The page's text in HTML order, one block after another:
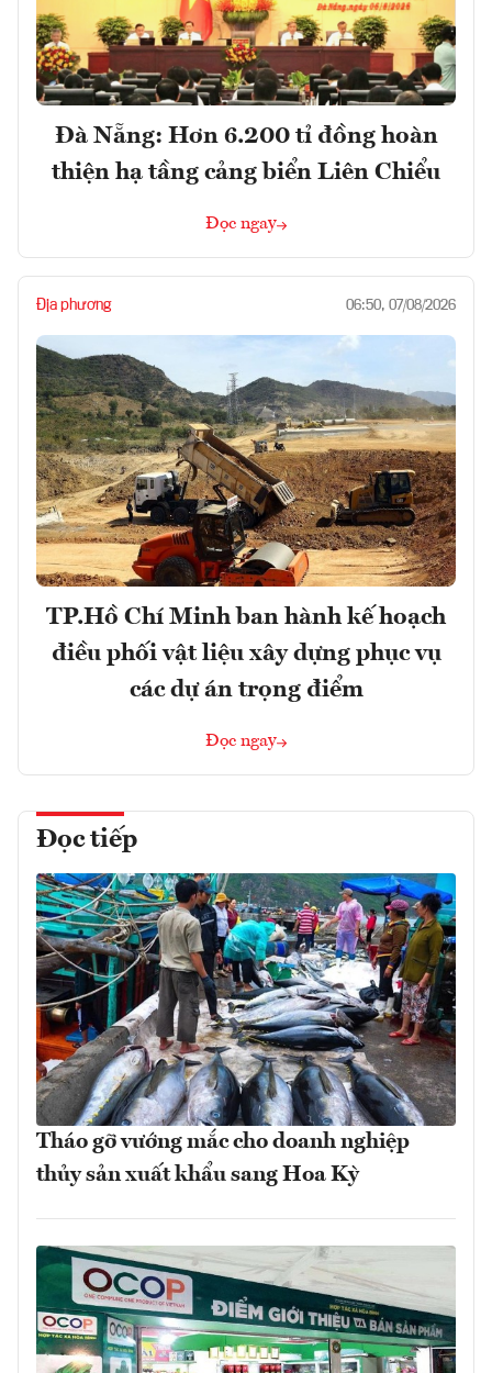
Đà Nẵng: Hơn 6.200 tỉ đồng hoàn
thiện hạ tầng cảng biển Liên Chiểu
Đọc ngay
Địa phương 06:50, 07/08/2026
TP.Hồ Chí Minh ban hành kế hoạch
điều phối vật liệu xây dựng phục vụ
các dự án trọng điểm
Đọc ngay
Đọc tiếp
Tháo gỡ vướng mắc cho doanh nghiệp
thủy sản xuất khẩu sang Hoa Kỳ